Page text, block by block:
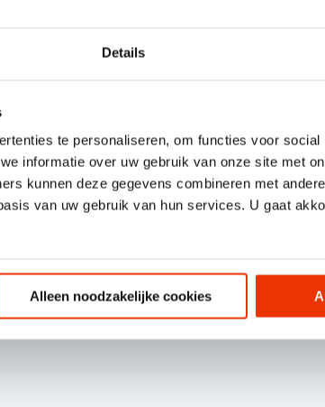
Details
te personaliseren, om functies voor
informatie over uw gebruik van onze site met
kunnen deze gegevens combineren met
van uw gebruik van hun services. U gaat
Alleen noodzakelijke cookies Volg